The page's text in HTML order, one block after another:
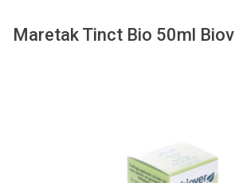
Maretak Tinct Bio 50ml Biov